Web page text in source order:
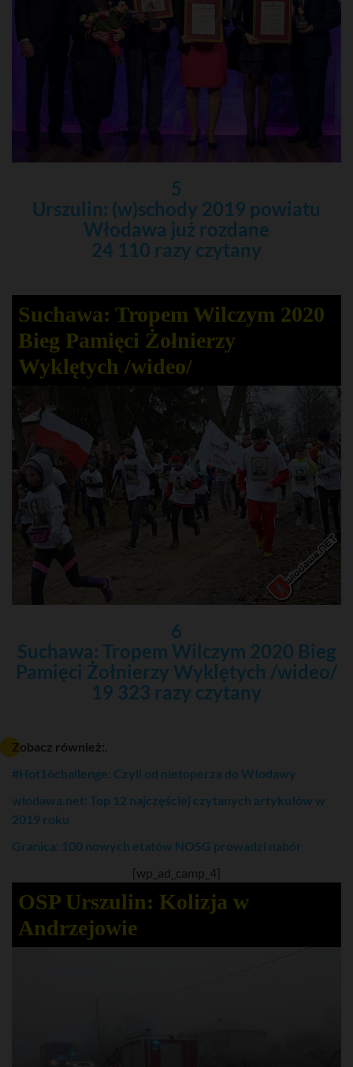
5
Urszulin: (w)schody 2019 powiatu
Włodawa już rozdane
24 110 razy czytany
Suchawa: Tropem Wilczym 2020
Bieg Pamięci Żołnierzy
Wyklętych /wideo/
6
Suchawa: Tropem Wilczym 2020 Bieg
Pamięci Żołnierzy Wyklętych /wideo/
19 323 razy czytany
Zobacz również:.
#Hot16challenge: Czyli od nietoperza do Włodawy
wlodawa.net: Top 12 najczęściej czytanych artykułów w
2019 roku
Granica: 100 nowych etatów NOSG prowadzi nabór
[wp_ad_camp_4]
OSP Urszulin: Kolizja w
Andrzejowie